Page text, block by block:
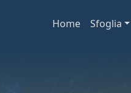
Home Sfoglia